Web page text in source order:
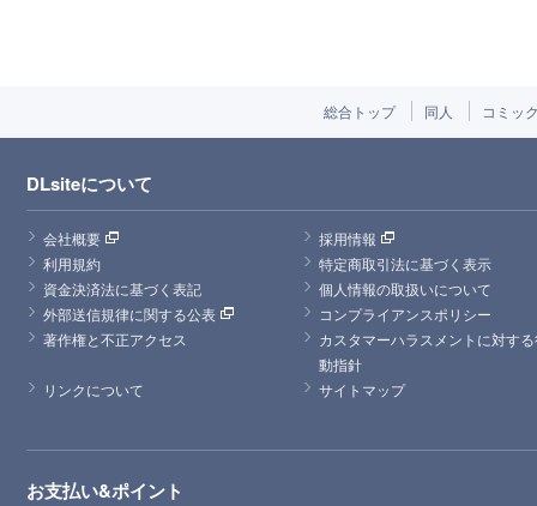
総合トップ 同人 コミッ
DLsiteについて
会社概要
採用情報
利用規約
特定商取引法に基づく表示
資金決済法に基づく表記
個人情報の取扱いについて
外部送信規律に関する公表
コンプライアンスポリシー
著作権と不正アクセス
カスタマーハラスメントに対す
動指針
リンクについて
サイトマップ
お支払い&ポイント